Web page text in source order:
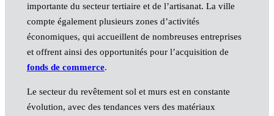
importante du secteur tertiaire et de l’artisanat. La ville
compte également plusieurs zones d’activités
économiques, qui accueillent de nombreuses entreprises
et offrent ainsi des opportunités pour l’acquisition de
fonds de commerce.
Le secteur du revêtement sol et murs est en constante
évolution, avec des tendances vers des matériaux